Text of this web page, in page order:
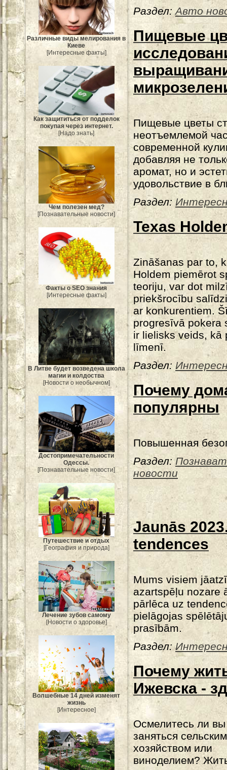
Различные виды мелирования в
Киеве
[Интересные факты]
Как защититься от подделок
покупая через интернет.
[Надо знать]
Чем полезен мед?
[Познавательные новости]
Факты о SEO знания
[Интересные факты]
В Литве будет возведена школа
магии и колдоства
[Новости о необычном]
Достопримечательности
Одессы.
[Познавательные новости]
Путешествие и отдых
[География и природа]
Лечение зубов самому
[Новости о здоровье]
Волшебные 14 дней изменят
жизнь
[Интересное]
Раздел: Авто
Пищевые
Пищевые цветы
неотъемлемой
современной
добавляя не
аромат, но и
удовольствие в
Раздел:
Texas
Zināšanas par to,
Holdem piemērot
teoriju, var dot
priekšrocību
ar konkurentiem.
progresīvā pokera
ir lielisks veids, kā
līmenī.
Раздел:
Почему
популярны
Повышенная
Раздел:
новости
Jaunās
tendences
Mums visiem
azartspēļu nozare
pārlēca uz
pielāgojas
prasībām.
Раздел:
Почему
Ижевска -
Осмелитесь ли вы
заняться сельским
хозяйством или
виноделием?